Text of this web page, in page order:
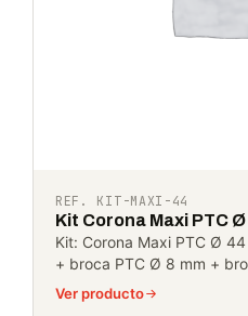
REF. KIT-MAXI-44
Kit Corona Maxi PTC
Kit: Corona Maxi PTC Ø
+ broca PTC Ø 8 mm +
Ver producto